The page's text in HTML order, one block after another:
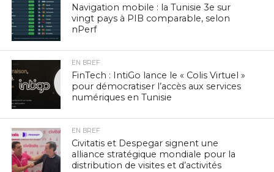
Navigation mobile : la Tunisie 3e sur
vingt pays à PIB comparable, selon
nPerf
EN BREF
FinTech : IntiGo lance le « Colis Virtuel »
pour démocratiser l’accès aux services
numériques en Tunisie
EN BREF
Civitatis et Despegar signent une
alliance stratégique mondiale pour la
distribution de visites et d’activités